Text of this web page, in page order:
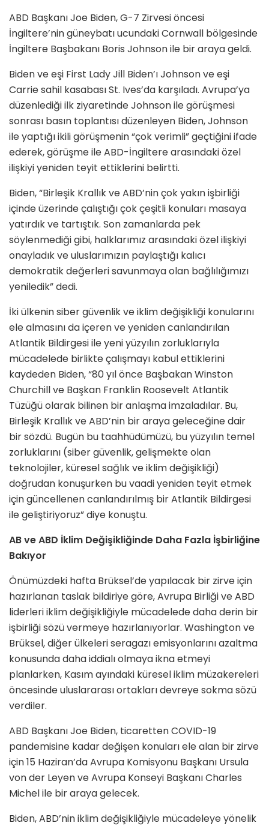
ABD Başkanı Joe Biden, G-7 Zirvesi öncesi
İngiltere’nin güneybatı ucundaki Cornwall bölgesinde
İngiltere Başbakanı Boris Johnson ile bir araya geldi.
Biden ve eşi First Lady Jill Biden’ı Johnson ve eşi
Carrie sahil kasabası St. Ives’da karşıladı. Avrupa’ya
düzenlediği ilk ziyaretinde Johnson ile görüşmesi
sonrası basın toplantısı düzenleyen Biden, Johnson
ile yaptığı ikili görüşmenin “çok verimli” geçtiğini ifade
ederek, görüşme ile ABD-İngiltere arasındaki özel
ilişkiyi yeniden teyit ettiklerini belirtti.
Biden, “Birleşik Krallık ve ABD’nin çok yakın işbirliği
içinde üzerinde çalıştığı çok çeşitli konuları masaya
yatırdık ve tartıştık. Son zamanlarda pek
söylenmediği gibi, halklarımız arasındaki özel ilişkiyi
onayladık ve uluslarımızın paylaştığı kalıcı
demokratik değerleri savunmaya olan bağlılığımızı
yeniledik” dedi.
İki ülkenin siber güvenlik ve iklim değişikliği konularını
ele almasını da içeren ve yeniden canlandırılan
Atlantik Bildirgesi ile yeni yüzyılın zorluklarıyla
mücadelede birlikte çalışmayı kabul ettiklerini
kaydeden Biden, “80 yıl önce Başbakan Winston
Churchill ve Başkan Franklin Roosevelt Atlantik
Tüzüğü olarak bilinen bir anlaşma imzaladılar. Bu,
Birleşik Krallık ve ABD’nin bir araya geleceğine dair
bir sözdü. Bugün bu taahhüdümüzü, bu yüzyılın temel
zorluklarını (siber güvenlik, gelişmekte olan
teknolojiler, küresel sağlık ve iklim değişikliği)
doğrudan konuşurken bu vaadi yeniden teyit etmek
için güncellenen canlandırılmış bir Atlantik Bildirgesi
ile geliştiriyoruz” diye konuştu.
AB ve ABD İklim Değişikliğinde Daha Fazla İşbirliğine
Bakıyor
Önümüzdeki hafta Brüksel’de yapılacak bir zirve için
hazırlanan taslak bildiriye göre, Avrupa Birliği ve ABD
liderleri iklim değişikliğiyle mücadelede daha derin bir
işbirliği sözü vermeye hazırlanıyorlar. Washington ve
Brüksel, diğer ülkeleri seragazı emisyonlarını azaltma
konusunda daha iddialı olmaya ikna etmeyi
planlarken, Kasım ayındaki küresel iklim müzakereleri
öncesinde uluslararası ortakları devreye sokma sözü
verdiler.
ABD Başkanı Joe Biden, ticaretten COVID-19
pandemisine kadar değişen konuları ele alan bir zirve
için 15 Haziran’da Avrupa Komisyonu Başkanı Ursula
von der Leyen ve Avrupa Konseyi Başkanı Charles
Michel ile bir araya gelecek.
Biden, ABD’nin iklim değişikliğiyle mücadeleye yönelik